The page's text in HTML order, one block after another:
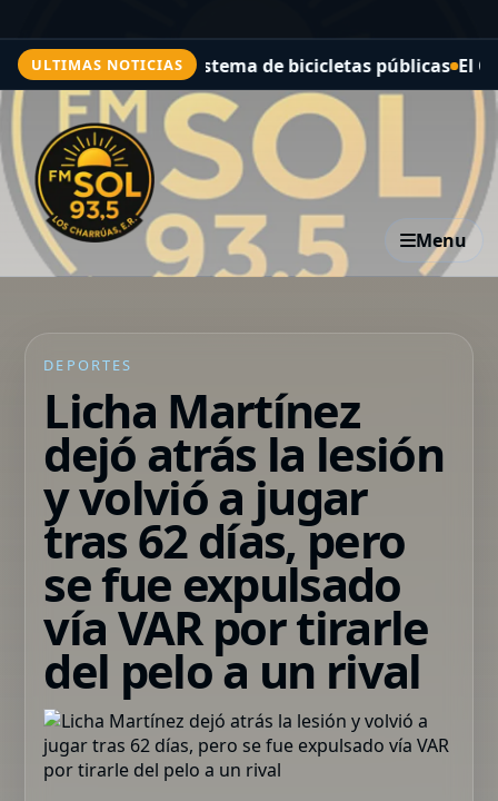
ULTIMAS NOTICIAS
Paraná el sistema de bicicletas públicas El COE
Menu
DEPORTES
Licha Martínez
dejó atrás la lesión
y volvió a jugar
tras 62 días, pero
se fue expulsado
vía VAR por tirarle
del pelo a un rival